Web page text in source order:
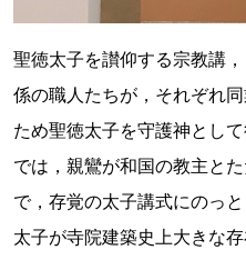
聖徳太子を讃仰する宗教講
係の職人たちが，それぞれ
ため聖徳太子を守護神とし
では，親鸞が和国の教主と
で，存覚の太子講式にのっ
太子が寺院建築史上大きな